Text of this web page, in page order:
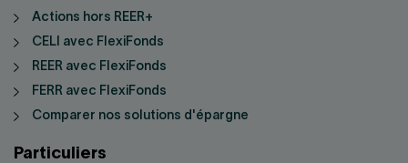
Actions hors REER+
CELI avec FlexiFonds
REER avec FlexiFonds
FERR avec FlexiFonds
Comparer nos solutions d'épargne
Particuliers